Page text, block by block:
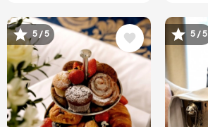
Image
5 / 5 5 / 5